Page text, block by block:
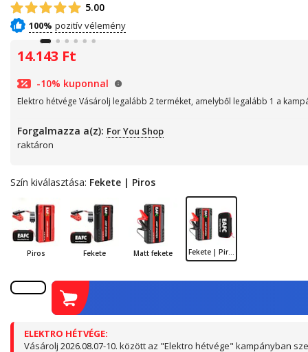
5.00
100%
14.143 Ft
-10% kuponnal
Elektro hétvége Vásárolj legalább 2 terméket, amelyből legalább 1 a
Forgalmazza a(z): For You Shop
raktáron
Szín kiválasztása: Fekete | Piros
Piros Fekete Matt fekete Fekete | Piros
ELEKTRO HÉTVÉGE:
Vásárolj 2026.08.07-10. között az "Elektro hétvége" kampányban